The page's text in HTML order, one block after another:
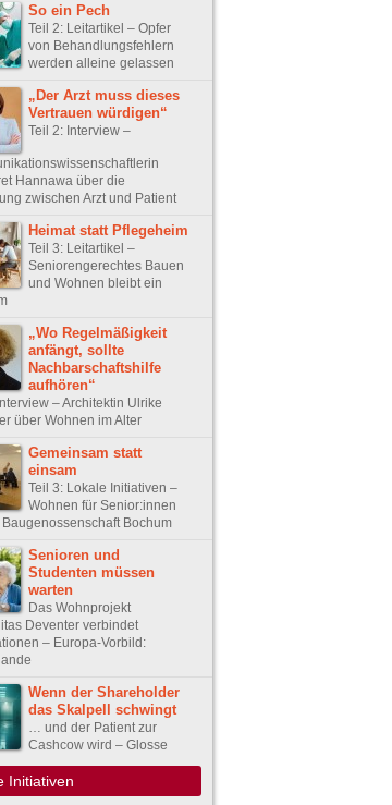
So ein Pech
Teil 2: Leitartikel – Opfer
von Behandlungsfehlern
werden alleine gelassen
„Der Arzt muss dieses
Vertrauen würdigen“
Teil 2: Interview –
Hannawa über die
zwischen Arzt und Patient
Heimat statt Pflegeheim
Teil 3: Leitartikel –
Seniorengerechtes Bauen
und Wohnen bleibt ein
„Wo Regelmäßigkeit
anfängt, sollte
Nachbarschaftshilfe
aufhören“
– Architektin Ulrike
über Wohnen im Alter
Gemeinsam statt
einsam
Teil 3: Lokale Initiativen –
Wohnen für Senior:innen
Bochum
Senioren und
Studenten müssen
warten
Das Wohnprojekt
Deventer verbindet
– Europa-Vorbild:
Wenn der Shareholder
das Skalpell schwingt
… und der Patient zur
Cashcow wird – Glosse
Initiativen